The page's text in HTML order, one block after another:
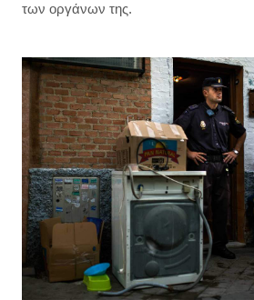
των οργάνων της.